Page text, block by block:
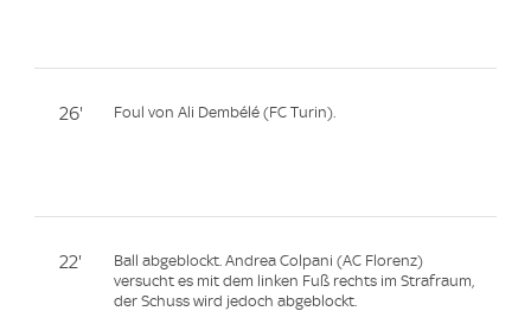
26' Foul von Ali Dembélé (FC Turin).
22'
Ball abgeblockt. Andrea Colpani (AC Florenz)
versucht es mit dem linken Fuß rechts im Strafraum,
der Schuss wird jedoch abgeblockt.